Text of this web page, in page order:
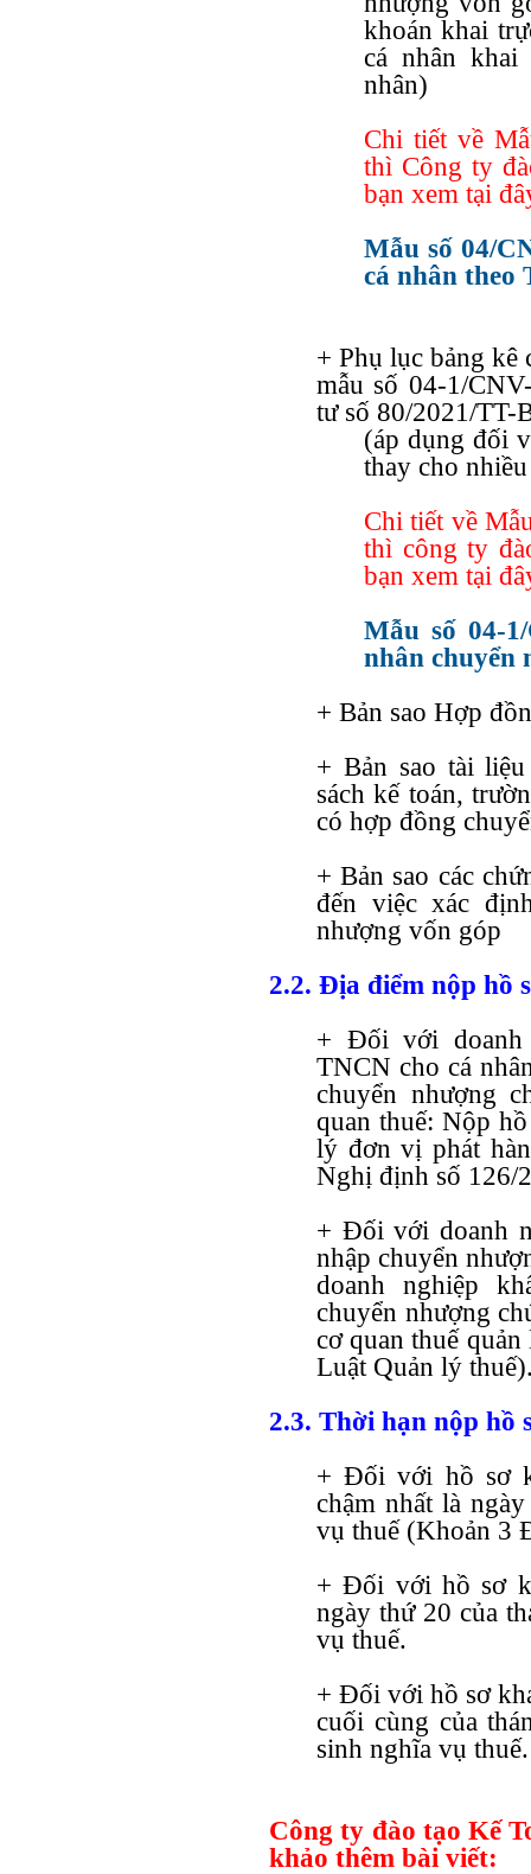
khoán khai
cá nhân
nhân)
Chi tiết về
thì Công ty
bạn xem tại
Mẫu số 04/
cá nhân theo
+ Phụ lục bảng kê
mẫu số 04-1/
tư số 80/2021/TT-
(áp dụng đối
thay cho
Chi tiết về
thì công ty
bạn xem tại
Mẫu số 04-
nhân chuyển
+ Bản sao Hợp
+ Bản sao tài
sách kế toán,
có hợp đồng
+ Bản sao các
đến việc xác
nhượng vốn góp
2.2. Địa điểm nộp hồ
+ Đối với doanh
TNCN cho cá
chuyển nhượng
quan thuế: Nộp
lý đơn vị phát
Nghị định số 126/
+ Đối với doanh
nhập chuyển
doanh nghiệp
chuyển nhượng
cơ quan thuế
Luật Quản lý
2.3. Thời hạn nộp hồ
+ Đối với hồ sơ
chậm nhất là
vụ thuế (Khoản 3
+ Đối với hồ sơ
ngày thứ 20 của
vụ thuế.
+ Đối với hồ sơ
cuối cùng của
sinh nghĩa vụ thuế.
Công ty đào tạo Kế
khảo thêm bài viết: